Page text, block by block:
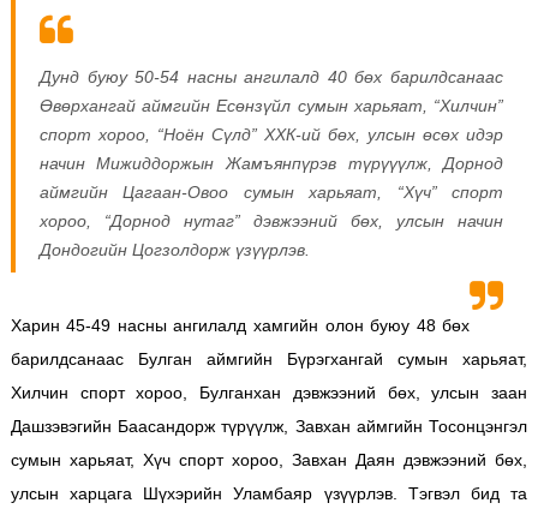
Дунд буюу 50-54 насны ангилалд 40 бөх барилдсанаас
Өвөрхангай аймгийн Есөнзүйл сумын харьяат, “Хилчин”
спорт хороо, “Ноён Сүлд” ХХК-ий бөх, улсын өсөх идэр
начин Мижиддоржын Жамъянпүрэв түрүүүлж, Дорнод
аймгийн Цагаан-Овоо сумын харьяат, “Хүч” спорт
хороо, “Дорнод нутаг” дэвжээний бөх, улсын начин
Дондогийн Цогзолдорж үзүүрлэв.
Харин 45-49 насны ангилалд хамгийн олон буюу 48 бөх
барилдсанаас Булган аймгийн Бүрэгхангай сумын харьяат,
Хилчин спорт хороо, Булганхан дэвжээний бөх, улсын заан
Дашзэвэгийн Баасандорж түрүүлж, Завхан аймгийн Тосонцэнгэл
сумын харьяат, Хүч спорт хороо, Завхан Даян дэвжээний бөх,
улсын харцага Шүхэрийн Уламбаяр үзүүрлэв. Тэгвэл бид та